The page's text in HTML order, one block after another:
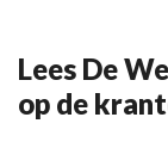
Lees De
op de